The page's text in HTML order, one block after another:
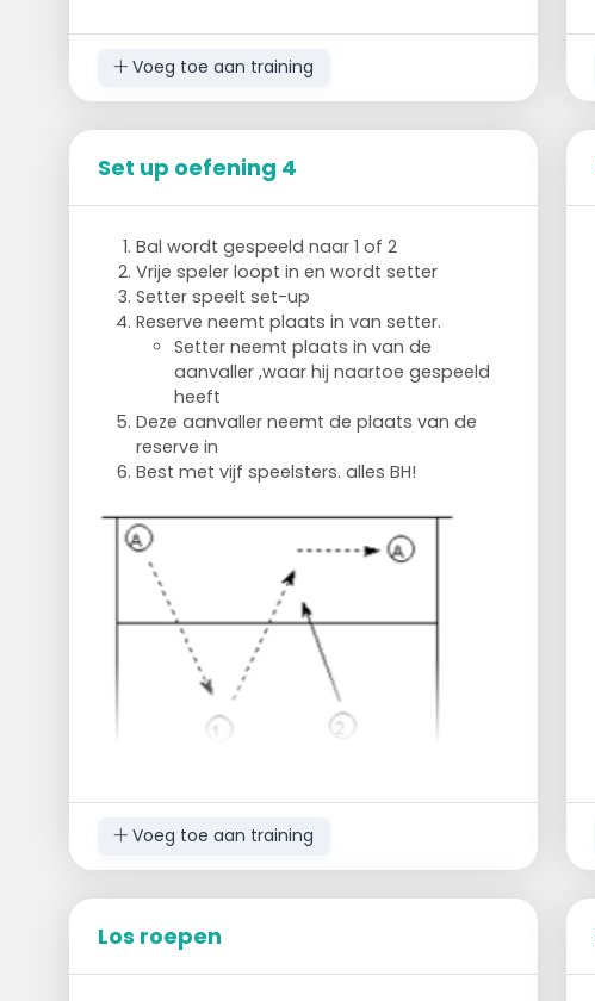
Krachtoefeningen individueel. 2 minuten
per volgende oefeningen.
Spring, op grond, spring.
Knipmes.
Setups.
Opdrukken.
Voeg toe aan training
Set up oefening 4
Bal wordt gespeeld naar 1 of 2
Vrije speler loopt in en wordt setter
Setter speelt set-up
Reserve neemt plaats in van setter.
Setter neemt plaats in van de
aanvaller ,waar hij naartoe gespeeld
heeft
Deze aanvaller neemt de plaats van de
reserve in
Best met vijf speelsters. alles BH!
Voeg toe aan training
Los roepen